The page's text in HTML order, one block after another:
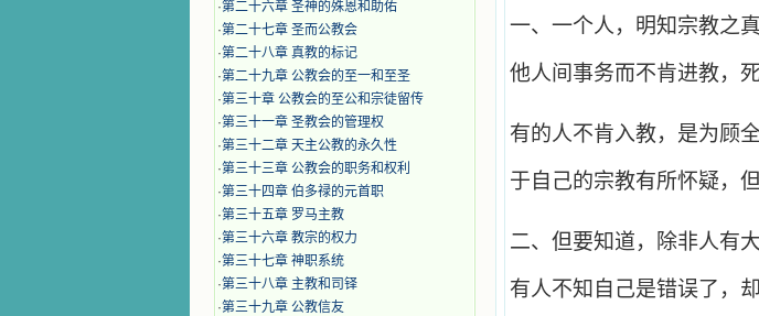
·第二十六章 圣神的殊恩和助佑
·第二十七章 圣而公教会
·第二十八章 真教的标记
·第二十九章 公教会的至一和至圣
·第三十章 公教会的至公和宗徒留传
·第三十一章 圣教会的管理权
·第三十二章 天主公教的永久性
·第三十三章 公教会的职务和权利
·第三十四章 伯多禄的元首职
·第三十五章 罗马主教
·第三十六章 教宗的权力
·第三十七章 神职系统
·第三十八章 主教和司铎
·第三十九章 公教信友
一、一个人，明知宗教之
他人间事务而不肯进教，
有的人不肯入教，是为顾
于自己的宗教有所怀疑，
二、但要知道，除非人有
有人不知自己是错误了，